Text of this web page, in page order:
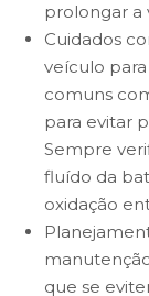
prolongar a
Cuidados
veículo
comuns
para evitar
Sempre
fluído da
oxidação
que se